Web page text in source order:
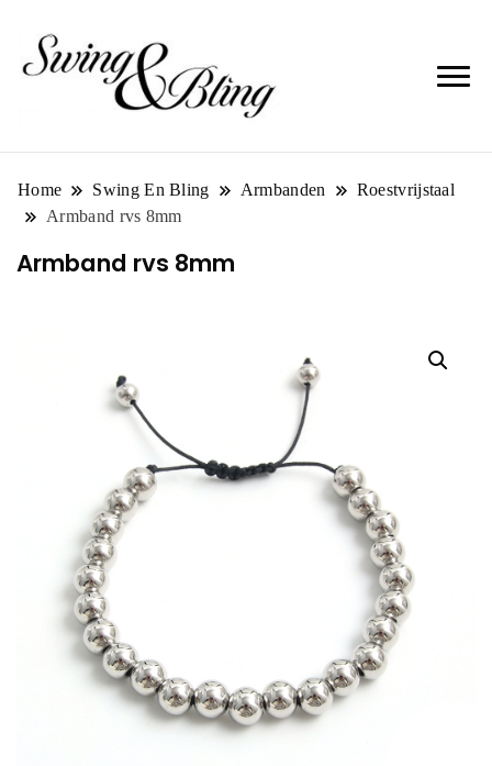
Home Swing En Bling Armbanden
Roestvrijstaal
Armband rvs 8mm
Armband rvs 8mm